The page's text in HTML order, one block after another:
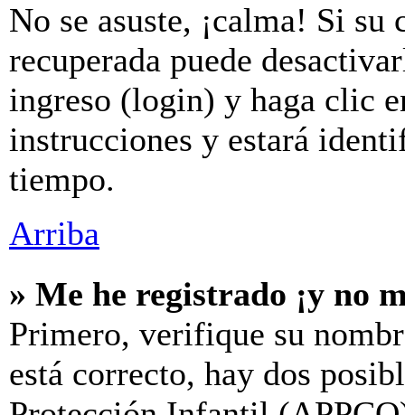
No se asuste, ¡calma! Si su
recuperada puede
ingreso (login) y haga clic
instrucciones y estará
tiempo.
Arriba
» Me he registrado ¡y no
Primero, verifique su
está correcto, hay dos